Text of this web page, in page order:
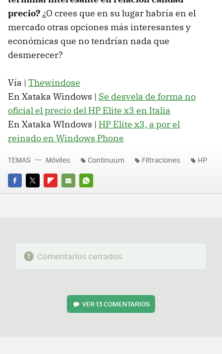
precio?¿O crees que en su lugar habría en el
mercado otras opciones más interesantes y
económicas que no tendrían nada que
desmerecer?
Vía | Thewindose
En Xataka Windows | Se desvela de forma no
oficial el precio del HP Elite x3 en Italia
En Xataka WIndows | HP Elite x3, a por el
reinado en Windows Phone
FACEBOOK
TWITTERFLIPBOARD
E-
WHATSAPP
TEMAS Móviles Continuum Filtraciones HP
Comentarios cerrados
VER13 COMENTARIOS